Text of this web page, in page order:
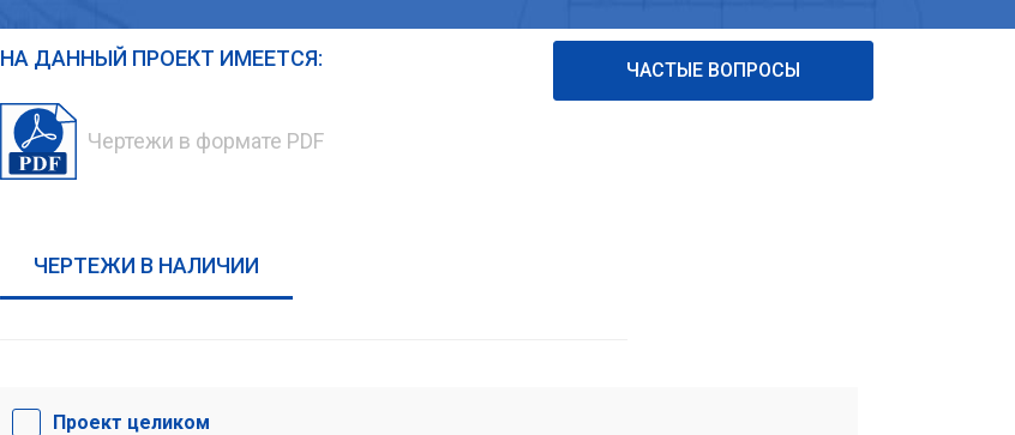
НА ДАННЫЙ ПРОЕКТ ИМЕЕТСЯ:
Чертежи в формате PDF
ЧАСТЫЕ ВОПРОСЫ
ЧЕРТЕЖИ В НАЛИЧИИ
Проект целиком